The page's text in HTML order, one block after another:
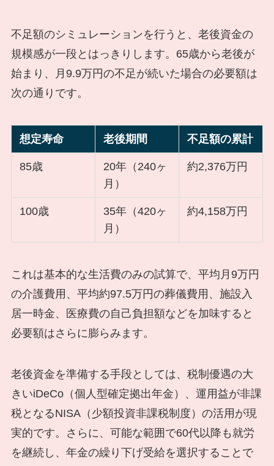
不足額のシミュレーションを行うと、老後資金の
規模感が一段とはっきりします。65歳から老後が
始まり、月9.9万円の不足が続いた場合の必要額は
次の通りです。
想定寿命 老後期間 不足額の累計
85歳
20年（240ヶ
月）
約2,376万円
100歳
35年（420ヶ
月）
約4,158万円
これは基本的な生活費のみの試算で、平均月9万円
の介護費用、平均約97.5万円の葬儀費用、施設入
居一時金、医療費の自己負担額などを加味すると
必要額はさらに膨らみます。
老後資金を準備する手段としては、税制優遇の大
きいiDeCo（個人型確定拠出年金）、運用益が非課
税となるNISA（少額投資非課税制度）の活用が現
実的です。さらに、可能な範囲で60代以降も就労
を継続し、年金の繰り下げ受給を選択することで